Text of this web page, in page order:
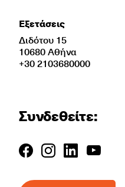
Εξετάσεις
Διδότου 15
10680 Αθήνα
+30 2103680000
Συνδεθείτε: